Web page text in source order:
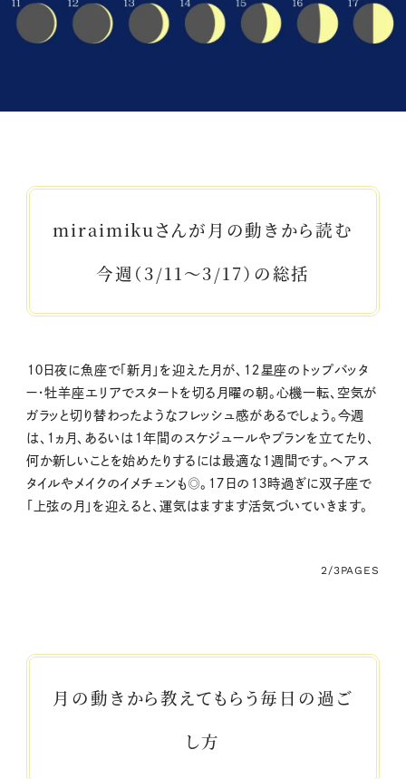
miraimikuさんが月の動きから読む
今週（3/11～3/17）の総括
１０日夜に魚座で「新月」を迎えた月が、１２星座のトップバッタ
ー・牡羊座エリアでスタートを切る月曜の朝。心機一転、空気が
ガラッと切り替わったようなフレッシュ感があるでしょう。今週
は、１ヵ月、あるいは１年間のスケジュールやプランを立てたり、
何か新しいことを始めたりするには最適な１週間です。ヘアス
タイルやメイクのイメチェンも◎。１７日の１３時過ぎに双子座で
「上弦の月」を迎えると、運気はますます活気づいていきます。
2/3PAGES
月の動きから教えてもらう毎日の過ご
し方